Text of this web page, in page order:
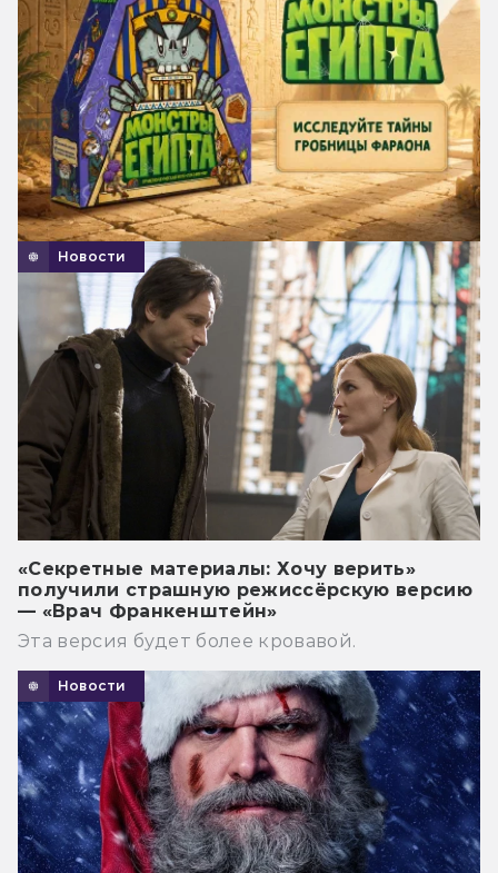
Новости
«Секретные материалы: Хочу верить»
получили страшную режиссёрскую версию
— «Врач Франкенштейн»
Эта версия будет более кровавой.
Новости